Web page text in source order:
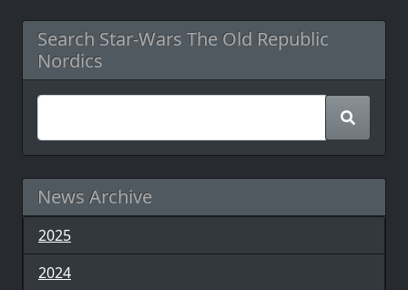
Search Star-Wars The Old Republic
Nordics
News Archive
2025
2024